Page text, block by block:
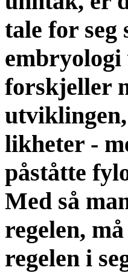
tale for
embryologi
forskjeller
likheter -
påståtte
Med så
regelen,
regelen i